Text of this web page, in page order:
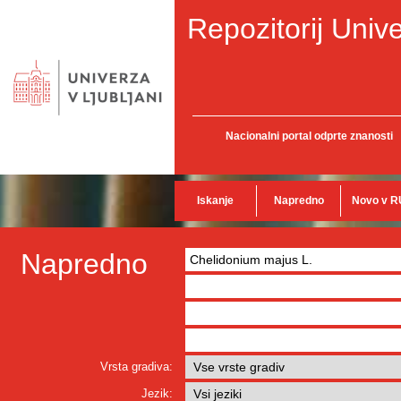
Repozitorij
Nacionalni portal odprte znanosti
Iskanje Napredno Novo v
Napredno
Vrsta gradiva:
Jezik: